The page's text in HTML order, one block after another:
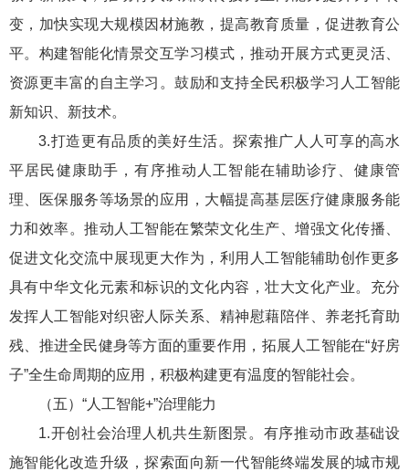
变，加快实现大规模因材施教，提高教育质量，促进教育公
平。构建智能化情景交互学习模式，推动开展方式更灵活、
资源更丰富的自主学习。鼓励和支持全民积极学习人工智能
新知识、新技术。
3.打造更有品质的美好生活。探索推广人人可享的高水
平居民健康助手，有序推动人工智能在辅助诊疗、健康管
理、医保服务等场景的应用，大幅提高基层医疗健康服务能
力和效率。推动人工智能在繁荣文化生产、增强文化传播、
促进文化交流中展现更大作为，利用人工智能辅助创作更多
具有中华文化元素和标识的文化内容，壮大文化产业。充分
发挥人工智能对织密人际关系、精神慰藉陪伴、养老托育助
残、推进全民健身等方面的重要作用，拓展人工智能在“好房
子”全生命周期的应用，积极构建更有温度的智能社会。
（五）“人工智能+”治理能力
1.开创社会治理人机共生新图景。有序推动市政基础设
施智能化改造升级，探索面向新一代智能终端发展的城市规